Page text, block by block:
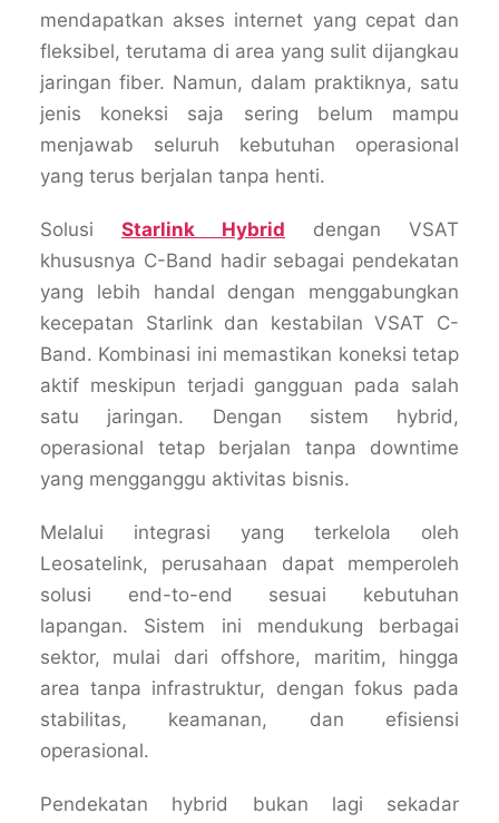
mendapatkan akses internet yang cepat dan
fleksibel, terutama di area yang sulit dijangkau
jaringan fiber. Namun, dalam praktiknya, satu
jenis koneksi saja sering belum mampu
menjawab seluruh kebutuhan operasional
yang terus berjalan tanpa henti.
Solusi Starlink Hybrid dengan VSAT
khususnya C-Band hadir sebagai pendekatan
yang lebih handal dengan menggabungkan
kecepatan Starlink dan kestabilan VSAT C-
Band. Kombinasi ini memastikan koneksi tetap
aktif meskipun terjadi gangguan pada salah
satu jaringan. Dengan sistem hybrid,
operasional tetap berjalan tanpa downtime
yang mengganggu aktivitas bisnis.
Melalui integrasi yang terkelola oleh
Leosatelink, perusahaan dapat memperoleh
solusi end-to-end sesuai kebutuhan
lapangan. Sistem ini mendukung berbagai
sektor, mulai dari offshore, maritim, hingga
area tanpa infrastruktur, dengan fokus pada
stabilitas, keamanan, dan efisiensi
operasional.
Pendekatan hybrid bukan lagi sekadar